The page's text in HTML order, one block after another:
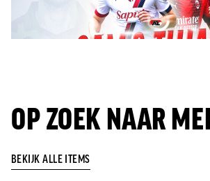
OP ZOEK NAAR
BEKIJK ALLE ITEMS